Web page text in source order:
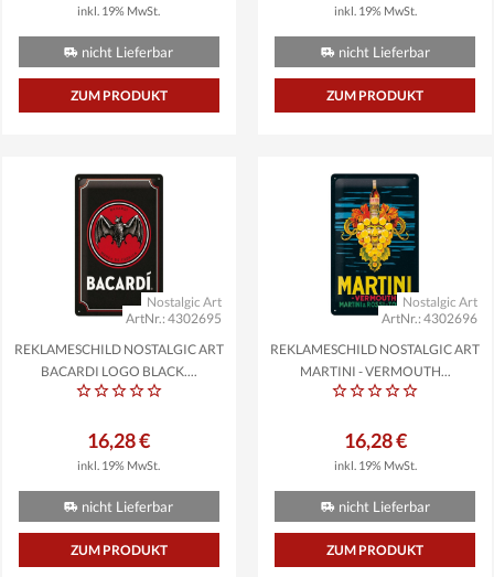
inkl. 19% MwSt.
nicht Lieferbar
ZUM PRODUKT
inkl. 19% MwSt.
nicht Lieferbar
ZUM PRODUKT
ArtNr.: 4302695
Nostalgic Art
REKLAMESCHILD NOSTALGIC ART
BACARDI LOGO BLACK,...
16,28 €
inkl. 19% MwSt.
nicht Lieferbar
ZUM PRODUKT
ArtNr.: 4302696
Nostalgic Art
REKLAMESCHILD NOSTALGIC ART
MARTINI - VERMOUTH...
16,28 €
inkl. 19% MwSt.
nicht Lieferbar
ZUM PRODUKT